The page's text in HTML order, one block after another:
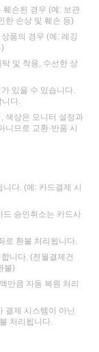
훼손된 경우 (예: 보관
한 손상 및 훼손 등)
품의 경우 (예: 레깅
및 착용, 수선한 상
있을 수 있습니다.
다.
색상은 모니터 설정과
므로 교환·반품 시
다. (예: 카드결제 시
드 승인취소는 카드사
로 환불 처리됩니다.
니다. (전월결제건
불)
만큼 자동 복원 처리
결제 시스템이 아닌
처리됩니다.